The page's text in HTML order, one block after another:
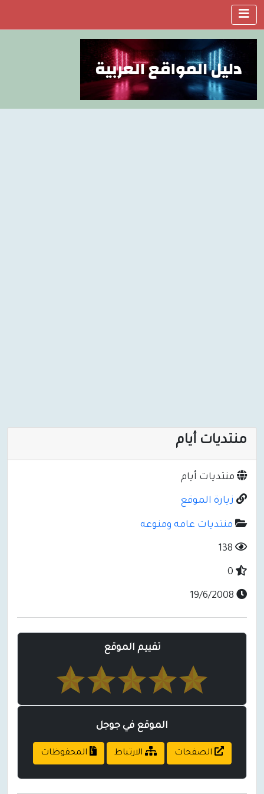
منتديات أيام
منتديات أيام
زيارة الموقع
منتديات عامه ومنوعه
تقييم الموقع
الموقع في جوجل
الصفحات الارتباط المحفوظات